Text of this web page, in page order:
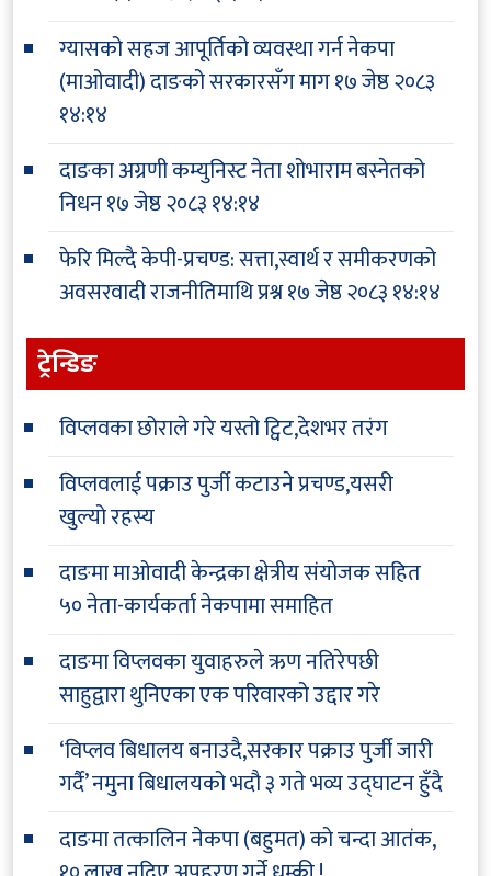
ग्यासको सहज आपूर्तिको व्यवस्था गर्न नेकपा
(माओवादी) दाङको सरकारसँग माग१७ जेष्ठ २०८३
१४:१४
दाङका अग्रणी कम्युनिस्ट नेता शोभाराम बस्नेतको
निधन१७ जेष्ठ २०८३ १४:१४
फेरि मिल्दै केपी-प्रचण्ड: सत्ता,स्वार्थ र समीकरणको
अवसरवादी राजनीतिमाथि प्रश्न१७ जेष्ठ २०८३ १४:१४
ट्रेन्डिङ
विप्लवका छोराले गरे यस्तो ट्विट,देशभर तरंग
विप्लवलाई पक्राउ पुर्जी कटाउने प्रचण्ड,यसरी
खुल्यो रहस्य
दाङमा माओवादी केन्द्रका क्षेत्रीय संयोजक सहित
५० नेता-कार्यकर्ता नेकपामा समाहित
दाङमा विप्लवका युवाहरुले ऋण नतिरेपछी
साहुद्वारा थुनिएका एक परिवारको उद्दार गरे
‘विप्लव बिधालय बनाउदै,सरकार पक्राउ पुर्जी जारी
गर्दै’ नमुना बिधालयको भदौ ३ गते भव्य उद्घाटन हुँदै
दाङमा तत्कालिन नेकपा (बहुमत) को चन्दा आतंक,